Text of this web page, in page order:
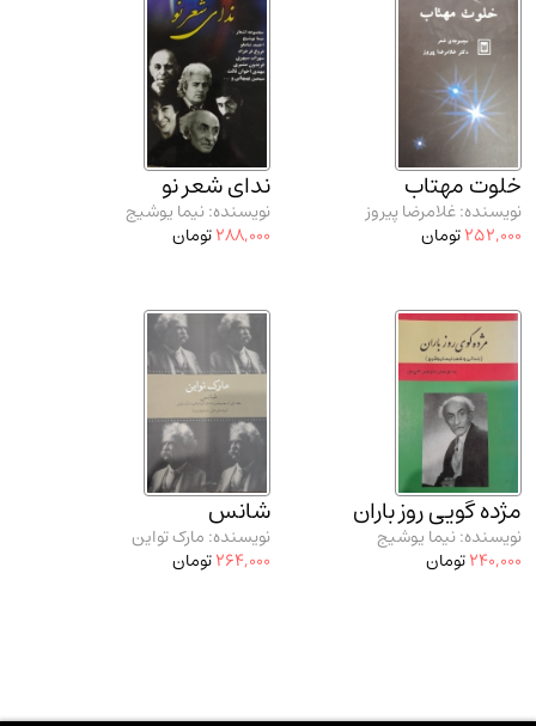
خلوت مهتاب
نویسنده: غلامرضا پیروز
252,000تومان
ندای شعر نو
نویسنده: نیما یوشیج
288,000تومان
مژده گویی روز باران
نویسنده: نیما یوشیج
240,000تومان
شانس
نویسنده: مارک تواین
264,000تومان